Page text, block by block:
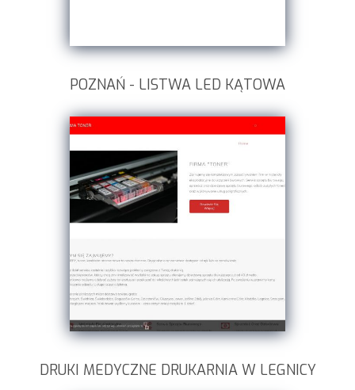
POZNAŃ - LISTWA LED KĄTOWA
DRUKI MEDYCZNE DRUKARNIA W LEGNICY